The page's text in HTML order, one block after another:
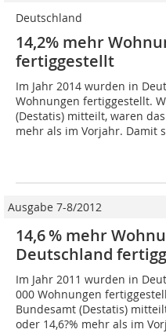
Deutschland
14,2% mehr
fertiggestellt
Im Jahr 2014 wurden in
Wohnungen fertiggestellt.
(Destatis) mitteilt, waren
mehr als im Vorjahr. Damit
Ausgabe 7-8/2012
14,6 % mehr
Deutschland
Im Jahr 2011 wurden in
000 Wohnungen
Bundesamt (Destatis)
oder 14,6?% mehr als im